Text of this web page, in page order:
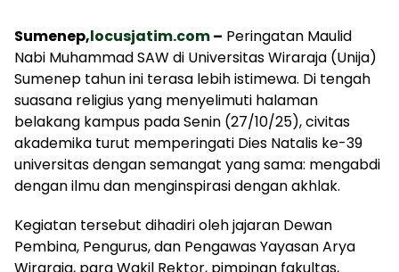
Sumenep,locusjatim.com– Peringatan Maulid
Nabi Muhammad SAW di Universitas Wiraraja (Unija)
Sumenep tahun ini terasa lebih istimewa. Di tengah
suasana religius yang menyelimuti halaman
belakang kampus pada Senin (27/10/25), civitas
akademika turut memperingati Dies Natalis ke-39
universitas dengan semangat yang sama: mengabdi
dengan ilmu dan menginspirasi dengan akhlak.
Kegiatan tersebut dihadiri oleh jajaran Dewan
Pembina, Pengurus, dan Pengawas Yayasan Arya
Wiraraja, para Wakil Rektor, pimpinan fakultas,